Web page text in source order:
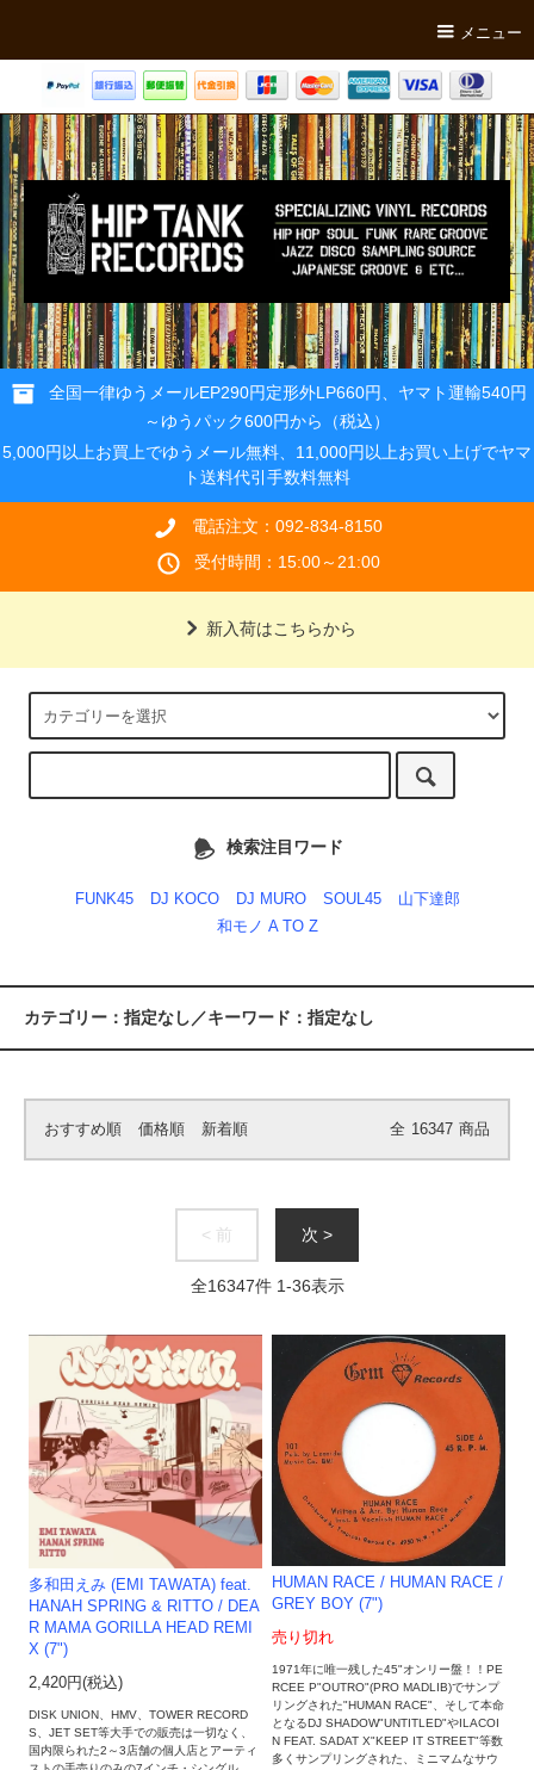
メニュー
全国一律ゆうメールEP290円定形外LP660円、ヤマト運輸540円
～ゆうパック600円から（税込）
5,000円以上お買上でゆうメール無料、11,000円以上お買い上げでヤマ
ト送料代引手数料無料
電話注文：092-834-8150
受付時間：15:00～21:00
新入荷はこちらから
検索注目ワード
FUNK45 DJ KOCO DJ MURO SOUL45
山下達郎
和モノ A TO Z
カテゴリー：指定なし／キーワード：指定なし
おすすめ順 価格順 新着順 全 16347 商品
< 前 次 >
全16347件 1-36表示
多和田えみ (EMI TAWATA) feat.
HANAH SPRING & RITTO / DEA
R MAMA GORILLA HEAD REMI
X (7")
2,420円(税込)
DISK UNION、HMV、TOWER RECORD
S、JET SET等大手での販売は一切なく、
国内限られた2～3店舗の個人店とアーティ
HUMAN RACE / HUMAN RACE /
GREY BOY (7")
売り切れ
1971年に唯一残した45"オンリー盤！！PE
RCEE P"OUTRO"(PRO MADLIB)でサンプ
リングされた"HUMAN RACE"、そして本命
となるDJ SHADOW"UNTITLED"やILACOI
N FEAT. SADAT X"KEEP IT STREET"等数
多くサンプリングされた、ミニマムなサウ